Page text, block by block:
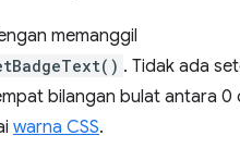
memanggil
. Tidak ada
bilangan bulat antara 0
warna CSS.